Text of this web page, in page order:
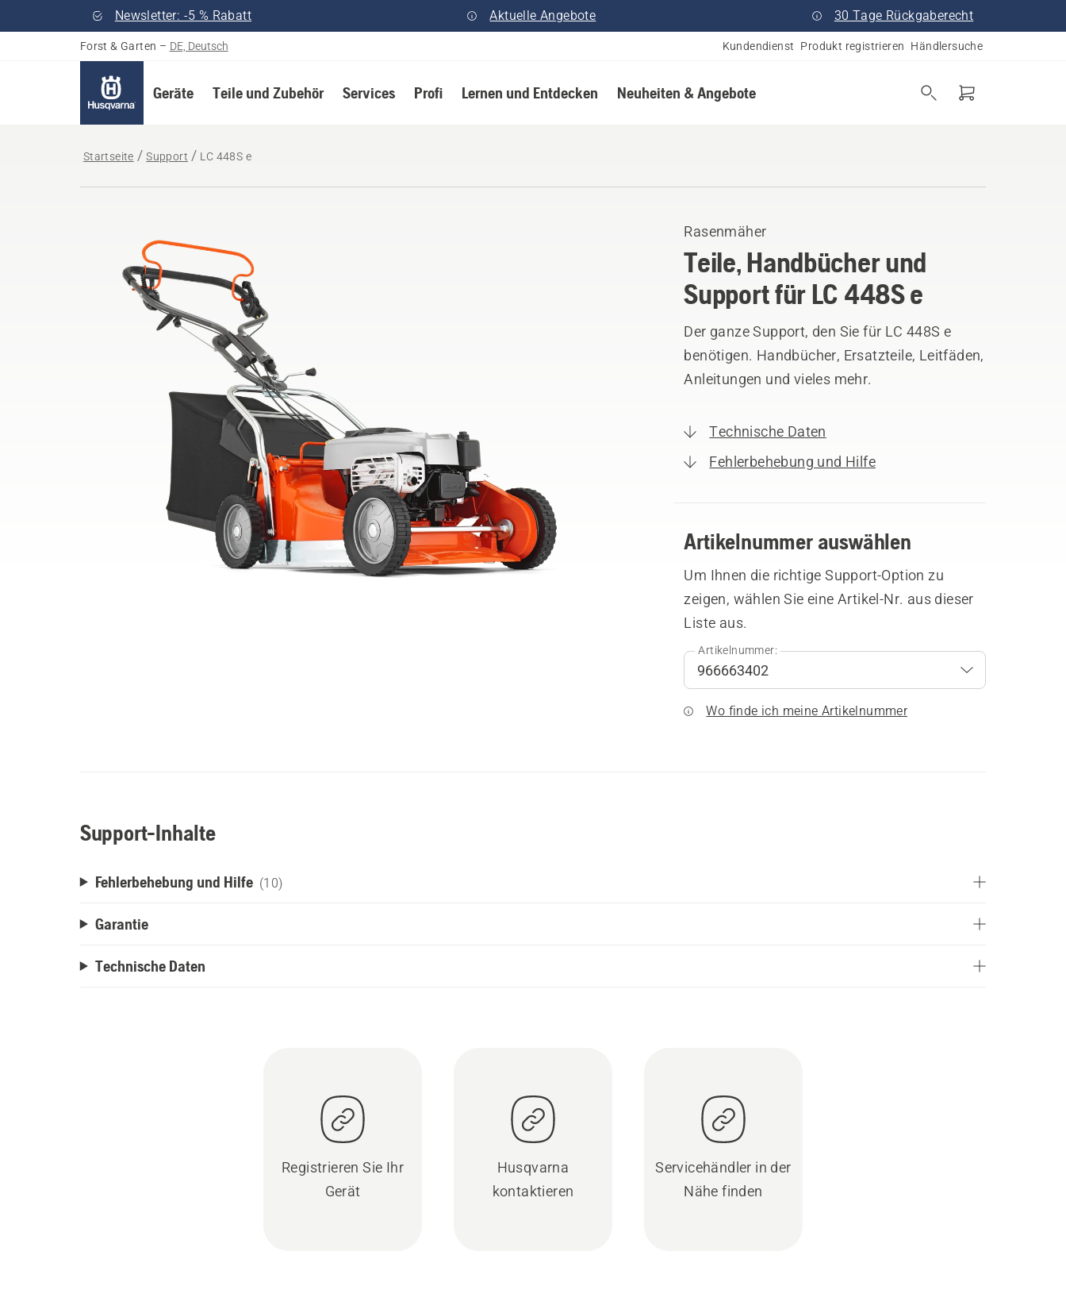
Newsletter: -5 % Rabatt Aktuelle Angebote 30 Tage Rückgaberecht
Forst & Garten – DE, Deutsch Kundendienst Produkt registrieren Händlersuche
Geräte Teile und Zubehör Services Profi Lernen und Entdecken Neuheiten & Angebote
Startseite Support LC 448S e
Rasenmäher
Teile, Handbücher und
Support für LC 448S e
Der ganze Support, den Sie für LC 448S e
benötigen. Handbücher, Ersatzteile, Leitfäden,
Anleitungen und vieles mehr.
Technische Daten
Fehlerbehebung und Hilfe
Artikelnummer auswählen
Um Ihnen die richtige Support-Option zu
zeigen, wählen Sie eine Artikel-Nr. aus dieser
Liste aus.
Artikelnummer:
Wo finde ich meine Artikelnummer
Support-Inhalte
Fehlerbehebung und Hilfe (10)
Garantie
Technische Daten
Registrieren Sie Ihr
Gerät
Husqvarna
kontaktieren
Servicehändler in der
Nähe finden